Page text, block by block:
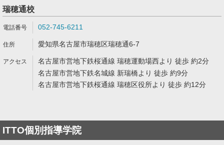
瑞穂通校
052-745-6211
愛知県名古屋市瑞穂区瑞穂通6-7
名古屋市営地下鉄桜通線 瑞穂運動場西より 徒歩 約2分
名古屋市営地下鉄名城線 新瑞橋より 徒歩 約9分
名古屋市営地下鉄桜通線 瑞穂区役所より 徒歩 約12分
ITTO個別指導学院